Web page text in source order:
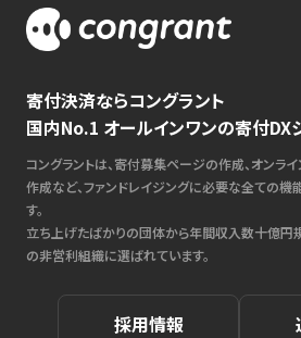
寄付決済ならコングラント
国内No.1 オールインワンの寄付DX
コングラントは、寄付募集ページの作成、オンラ
作成など、ファンドレイジングに必要な全ての機
す。
立ち上げたばかりの団体から年間収入数十億円
の非営利組織に選ばれています。
採用情報